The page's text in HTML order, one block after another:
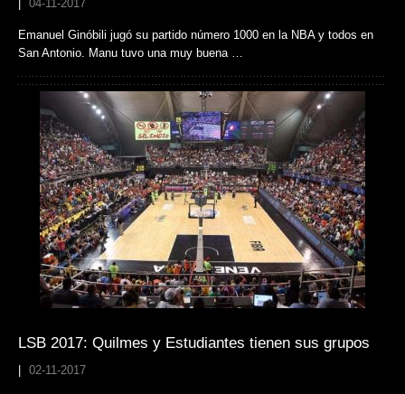
04-11-2017
Emanuel Ginóbili jugó su partido número 1000 en la NBA y todos en
San Antonio. Manu tuvo una muy buena …
LSB 2017: Quilmes y Estudiantes tienen sus grupos
02-11-2017